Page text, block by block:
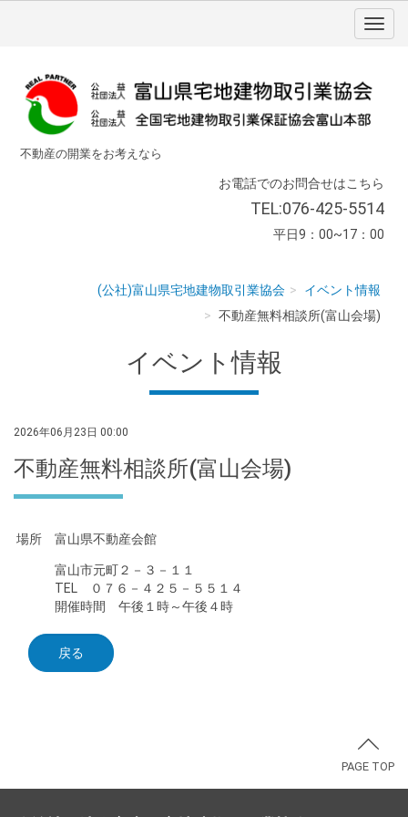
不動産の開業をお考えなら
お電話でのお問合せはこちら
TEL:076-425-5514
平日9：00~17：00
(公社)富山県宅地建物取引業協会
イベント情報
不動産無料相談所(富山会場)
イベント情報
2026年06月23日 00:00
不動産無料相談所(富山会場)
場所 富山県不動産会館
富山市元町２－３－１１
TEL ０７６－４２５－５５１４
開催時間 午後１時～午後４時
戻る
PAGE TOP